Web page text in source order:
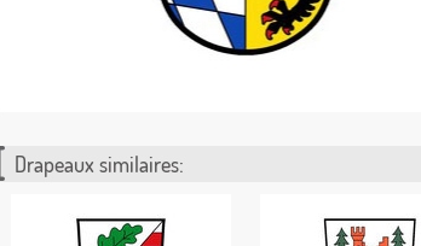
Drapeaux similaires: